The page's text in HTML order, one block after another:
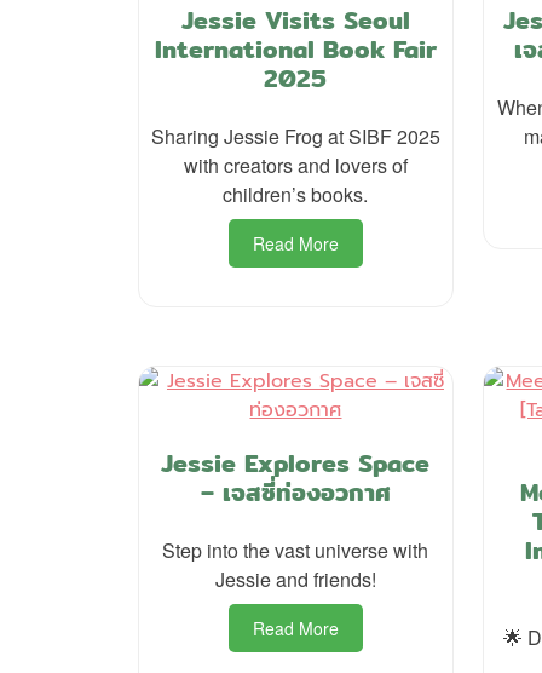
Jessie Visits Seoul
International Book Fair
2025
Sharing Jessie Frog at SIBF 2025
with creators and lovers of
children’s books.
Read More
เ
Jessie Explores Space
– เจสซี่ท่องอวกาศ
Step into the vast universe with
Jessie and friends!
Read More 🌟